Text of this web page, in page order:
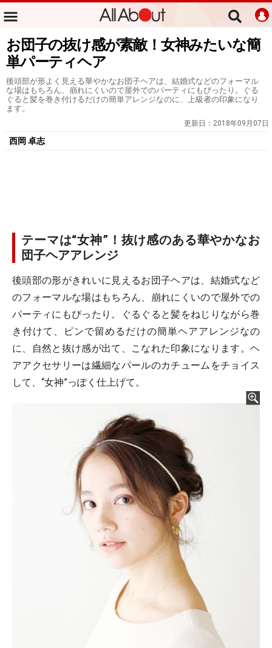
お団子の抜け感が素敵！女神みたいな簡
単パーティヘア
後頭部が形よく見える華やかなお団子ヘアは、結婚式などのフォーマル
な場はもちろん、崩れにくいので屋外でのパーティにもぴったり。ぐる
ぐると髪を巻き付けるだけの簡単アレンジなのに、上級者の印象になり
ます。
更新日： 2018年09月07日
西岡 卓志
テーマは“女神”！抜け感のある華やかなお
団子ヘアアレンジ
後頭部の形がきれいに見えるお団子ヘアは、結婚式など
のフォーマルな場はもちろん、崩れにくいので屋外での
パーティにもぴったり。ぐるぐると髪をねじりながら巻
き付けて、ピンで留めるだけの簡単ヘアアレンジなの
に、自然と抜け感が出て、こなれた印象になります。ヘ
アアクセサリーは繊細なパールのカチュームをチョイス
して、“女神”っぽく仕上げて。